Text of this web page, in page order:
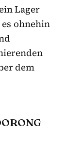
Lager
ohnehin
dem